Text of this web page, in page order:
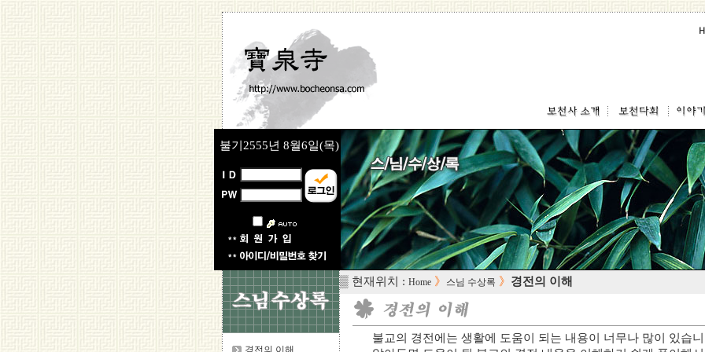
불기2555년 8월6일(목)
경전의 이해
▒ 현재위치 : Home 》 스님 수상록 》 경전의 이해
불교의 경전에는 생활에 도움이 되는 내용이 너무나 많이 있습